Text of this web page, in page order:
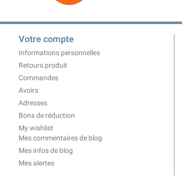
Votre compte
Informations personnelles
Retours produit
Commandes
Avoirs
Adresses
Bons de réduction
My wishlist
Mes commentaires de blog
Mes infos de blog
Mes alertes